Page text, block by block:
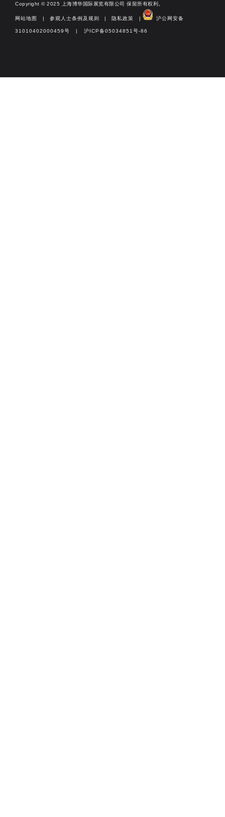
Copyright © 2025 上海博华国际展览有限公司 保留所有权利。
网站地图 | 参观人士条例及规则 | 隐私政策 | 沪公网安备
31010402000459号 | 沪ICP备05034851号-86